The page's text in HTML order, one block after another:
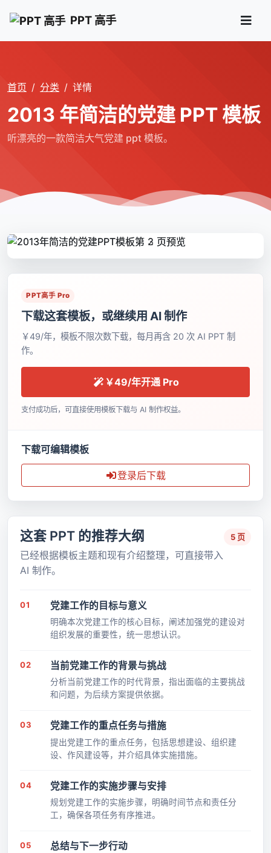
PPT 高手
首页 分类 详情
2013 年简洁的党建 PPT 模板
听漂亮的一款简洁大气党建 ppt 模板。
PPT高手 Pro
下载这套模板，或继续用 AI 制作
￥49/年，模板不限次数下载，每月再含 20 次 AI PPT 制
作。
￥49/年开通 Pro
支付成功后，可直接使用模板下载与 AI 制作权益。
下载可编辑模板
登录后下载
这套 PPT 的推荐大纲
已经根据模板主题和现有介绍整理，可直接带入
AI 制作。
5 页
01 党建工作的目标与意义
明确本次党建工作的核心目标，阐述加强党的建设对
组织发展的重要性，统一思想认识。
02 当前党建工作的背景与挑战
分析当前党建工作的时代背景，指出面临的主要挑战
和问题，为后续方案提供依据。
03 党建工作的重点任务与措施
提出党建工作的重点任务，包括思想建设、组织建
设、作风建设等，并介绍具体实施措施。
04 党建工作的实施步骤与安排
规划党建工作的实施步骤，明确时间节点和责任分
工，确保各项任务有序推进。
05 总结与下一步行动